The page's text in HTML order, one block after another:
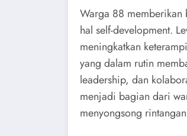
Warga 88 memberikan
hal self-development.
meningkatkan
yang dalam rutin
leadership, dan
menjadi bagian dari
menyongsong